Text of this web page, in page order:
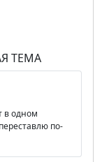
ТЕМА
в одном
по-